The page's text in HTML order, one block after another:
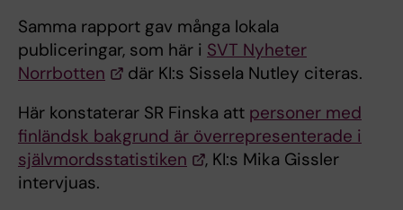
Samma rapport gav många lokala
publiceringar, som här i SVT Nyheter
Norrbotten
där KI:s Sissela Nutley citeras.
Här konstaterar SR Finska att personer med
finländsk bakgrund är överrepresenterade i
självmordsstatistiken
, KI:s Mika Gissler
intervjuas.